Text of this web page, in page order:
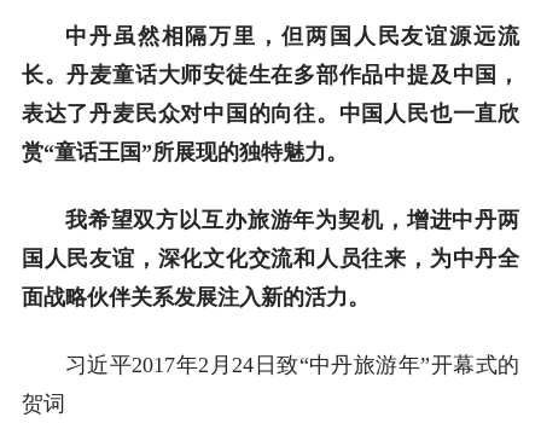
中丹虽然相隔万里，但两国人民友谊源远流
长。丹麦童话大师安徒生在多部作品中提及中国，
表达了丹麦民众对中国的向往。中国人民也一直欣
赏“童话王国”所展现的独特魅力。
我希望双方以互办旅游年为契机，增进中丹两
国人民友谊，深化文化交流和人员往来，为中丹全
面战略伙伴关系发展注入新的活力。
习近平2017年2月24日致“中丹旅游年”开幕式的
贺词